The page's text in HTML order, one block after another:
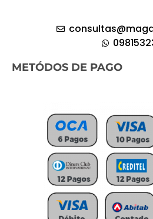
METÓDOS DE PAGO